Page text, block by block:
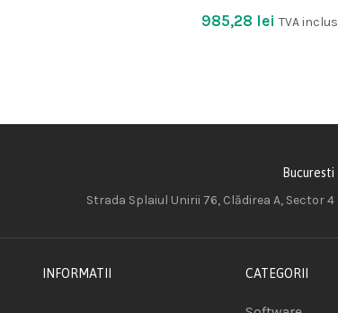
985,28 lei TVA inclus
Bucuresti
Strada Splaiul Unirii 76, Clădirea A, Sector 4
INFORMATII CATEGORII